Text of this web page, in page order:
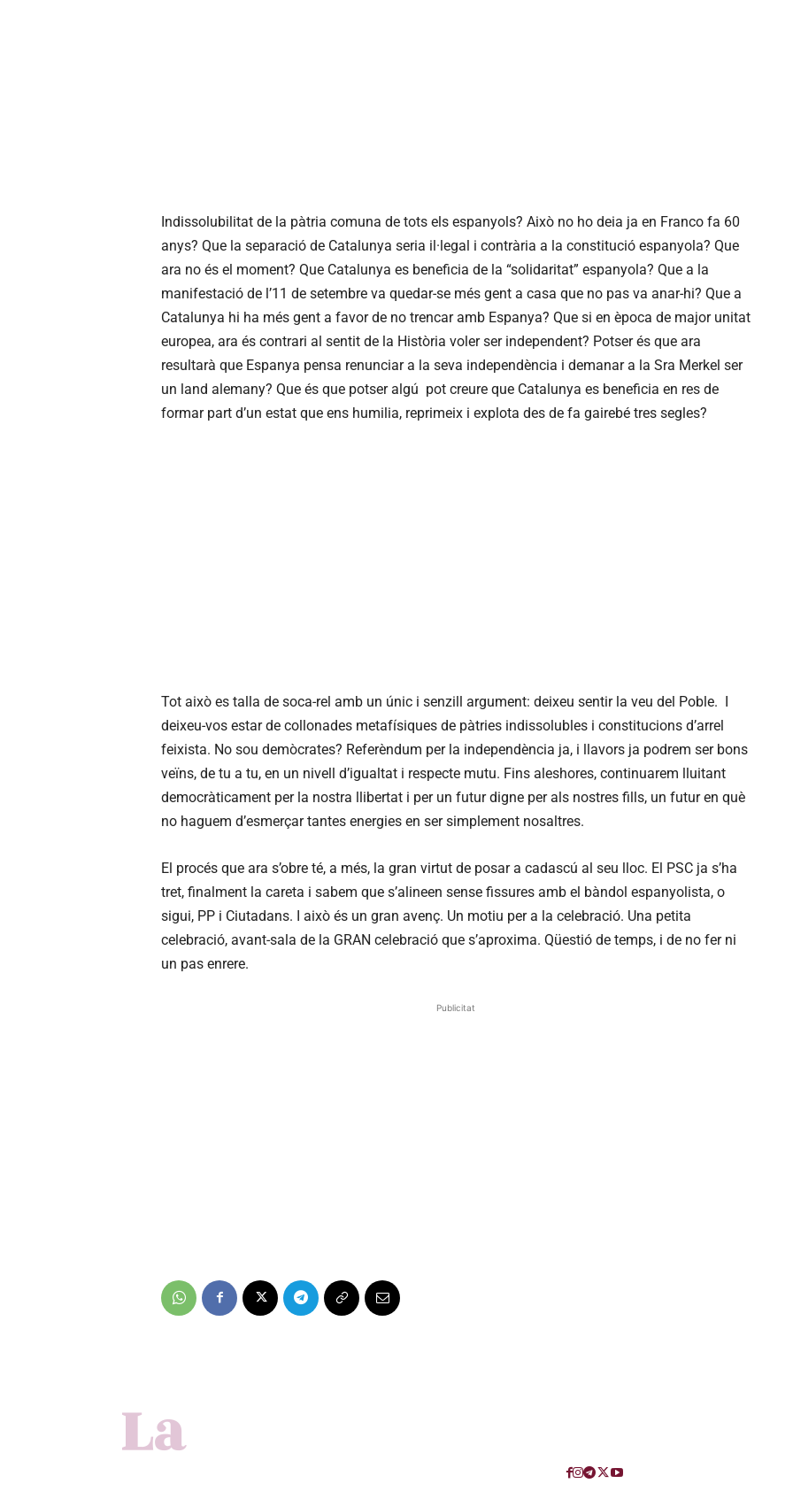
Indissolubilitat de la pàtria comuna de tots els espanyols? Això no ho deia ja en Franco fa 60
anys? Que la separació de Catalunya seria il·legal i contrària a la constitució espanyola? Que
ara no és el moment? Que Catalunya es beneficia de la “solidaritat” espanyola? Que a la
manifestació de l’11 de setembre va quedar-se més gent a casa que no pas va anar-hi? Que a
Catalunya hi ha més gent a favor de no trencar amb Espanya? Que si en època de major unitat
europea, ara és contrari al sentit de la Història voler ser independent? Potser és que ara
resultarà que Espanya pensa renunciar a la seva independència i demanar a la Sra Merkel ser
un land alemany? Que és que potser algú pot creure que Catalunya es beneficia en res de
formar part d’un estat que ens humilia, reprimeix i explota des de fa gairebé tres segles?
Tot això es talla de soca-rel amb un únic i senzill argument: deixeu sentir la veu del Poble. I
deixeu-vos estar de collonades metafísiques de pàtries indissolubles i constitucions d’arrel
feixista. No sou demòcrates? Referèndum per la independència ja, i llavors ja podrem ser bons
veïns, de tu a tu, en un nivell d’igualtat i respecte mutu. Fins aleshores, continuarem lluitant
democràticament per la nostra llibertat i per un futur digne per als nostres fills, un futur en què
no haguem d’esmerçar tantes energies en ser simplement nosaltres.
El procés que ara s’obre té, a més, la gran virtut de posar a cadascú al seu lloc. El PSC ja s’ha
tret, finalment la careta i sabem que s’alineen sense fissures amb el bàndol espanyolista, o
sigui, PP i Ciutadans. I això és un gran avenç. Un motiu per a la celebració. Una petita
celebració, avant-sala de la GRAN celebració que s’aproxima. Qüestió de temps, i de no fer ni
un pas enrere.
Publicitat